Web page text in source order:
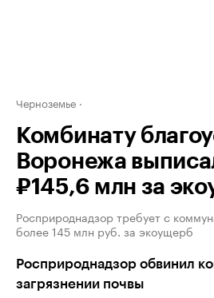
Черноземье
Комбинату
Воронежа
₽145,6 млн за
Росприроднадзор требует с
более 145 млн руб. за экоущерб
Росприроднадзор обвинил
загрязнении почвы